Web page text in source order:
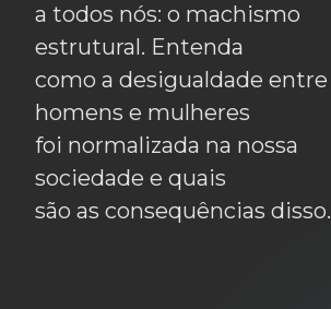
a todos nós: o machismo
estrutural. Entenda
como a desigualdade entre
homens e mulheres
foi normalizada na nossa
sociedade e quais
são as consequências disso.